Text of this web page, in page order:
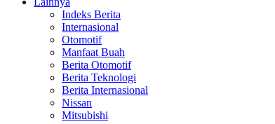
Indeks Berita
Internasional
Otomotif
Manfaat Buah
Berita Otomotif
Berita Teknologi
Berita Internasional
Nissan
Mitsubishi